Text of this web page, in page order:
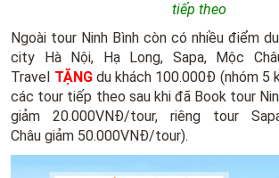
tiếp theo
Ngoài tour Ninh Bình còn có nhiều điểm
city Hà Nội, Hạ Long, Sapa, Mộc
Travel TẶNGdu khách 100.000Đ (nhóm 5
các tour tiếp theo sau khi đã Book tour
giảm 20.000VNĐ/tour, riêng tour
Châu giảm 50.000VNĐ/tour).